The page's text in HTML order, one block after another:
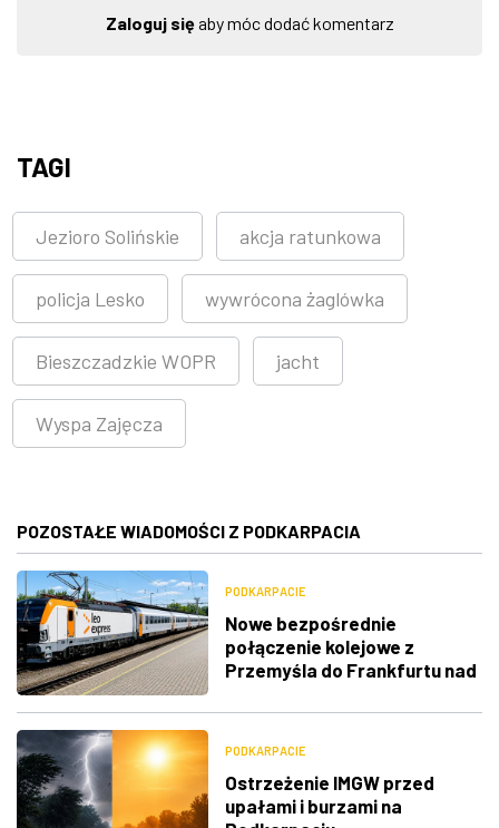
Zaloguj sięaby móc dodać komentarz
TAGI
Jezioro Solińskie akcja ratunkowa
policja Lesko wywrócona żaglówka
Bieszczadzkie WOPR jacht
Wyspa Zajęcza
POZOSTAŁE WIADOMOŚCI Z PODKARPACIA
PODKARPACIE
Nowe bezpośrednie
połączenie kolejowe z
Przemyśla do Frankfurtu nad
PODKARPACIE
Ostrzeżenie IMGW przed
upałami i burzami na